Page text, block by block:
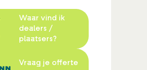
Waar vind ik
dealers /
plaatsers?
Vraag je offerte